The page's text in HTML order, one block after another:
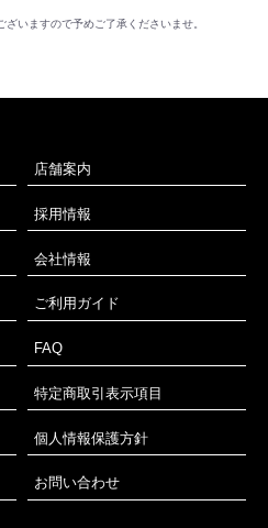
いますので予めご了承くださいませ。
店舗案内
採用情報
会社情報
ご利用ガイド
FAQ
特定商取引表示項目
個人情報保護方針
お問い合わせ